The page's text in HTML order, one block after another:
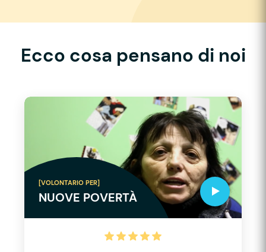
Ecco cosa pensano di noi
[VOLONTARIO PER]
NUOVE POVERTÀ